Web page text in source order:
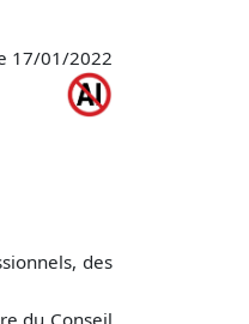
17/01/2022
des
du Conseil